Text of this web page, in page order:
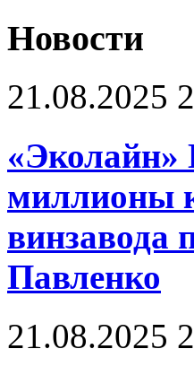
Новости
21.08.2025
«Эколайн»
миллионы
винзавода
Павленко
21.08.2025